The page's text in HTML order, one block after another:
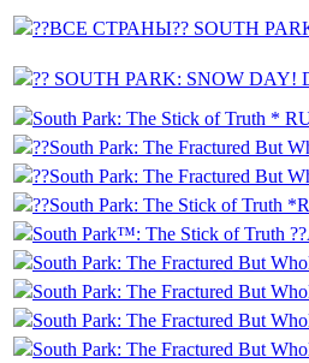
??ВСЕ СТРАНЫ?? SOUTH
?? SOUTH PARK: SNOW DAY!
South Park: The Stick of Truth
??South Park: The Fractured But
??South Park: The Fractured But
??South Park: The Stick of Truth
South Park™: The Stick of
South Park: The Fractured But
South Park: The Fractured But
South Park: The Fractured But
South Park: The Fractured But